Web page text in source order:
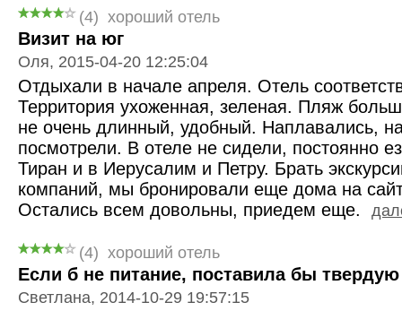
(4) хороший отель
Визит на юг
Оля, 2015-04-20 12:25:04
Отдыхали в начале апреля. Отель
Территория ухоженная, зеленая. Пляж
не очень длинный, удобный. Наплавались,
посмотрели. В отеле не сидели, постоянно
Тиран и в Иерусалим и Петру. Брать
компаний, мы бронировали еще дома на
Остались всем довольны, приедем еще.
(4) хороший отель
Если б не питание, поставила бы твердую
Светлана, 2014-10-29 19:57:15